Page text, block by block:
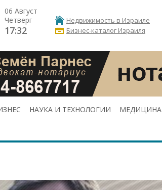
06 Август
Четверг
17:32
Недвижимость в Израиле
Бизнес-каталог Израиля
НАУКА И ТЕХНОЛОГИИ МЕДИЦИНА